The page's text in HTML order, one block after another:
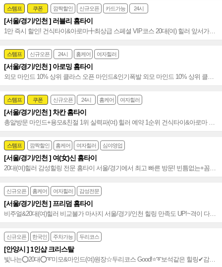
스템프 쿠폰 깜짝할인 신규오픈 카드가능 24시
[서울/경기/인천 ] 러블리 홈타이
1만 즉시 할인! 건식타이&아로마╋최상급 스페셜 VIP코스 20대(여) 힐러 앞서가는
홈타이 굿~~♥
스템프 신규오픈 24시 홈케어 여자힐러
[서울/경기/인천 ] 아로밍 홈타이
외모 마인드 10% 상위 클라스 오픈 마인드&인기폭발 외모 마인드 10% 상위 클라
스 인기~♥
스템프 쿠폰 신규오픈 24시 홈케어 여자힐러
[서울/경기/인천 ] 차칸 홈타이
총알방문 마인드+용모&친절 1위 실력파(여) 힐러 예약 1순위 건식타이&아로마 발
관리 VIP~♥
스템프 깜짝할인 홈케어 여자힐러 심야영업
[서울/경기/인천 ] 여(女)신 홈타이
20대(여)힐러 감성힐링 전문 홈타이 서울/경기에서 최고 빠른 방문! 빈틈없는+꼼꼼
한 최상의 테라피~서울경기인천홈타이♥
신규오픈 홈케어 여자힐러 감성전문
[서울/경기/인천 ] 프리덤 홈타이
비주얼&20대(여)힐러 비교불가 마사지 서울/경기/인천 힐링 만족도 UP!~격이 다른
홈타이~♥
신규오픈 한국인 주차가능 두리코스
[안양시 ] 1인샵 크리스탈
빛나는⭕20대⭕➰미모&마인드(여)원장☆두리코스 Good!⭐️➰보석같은 힐링✔감성